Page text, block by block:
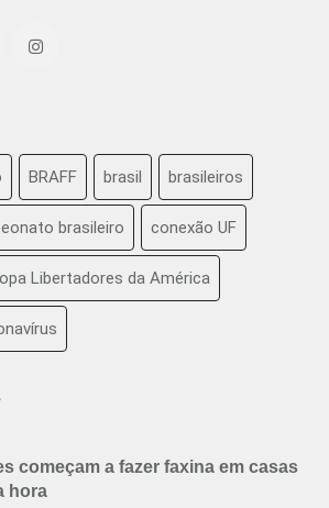
BRAFF brasil brasileiros
brasileiro conexão UF
Libertadores da América
começam a fazer faxina em casas
hora